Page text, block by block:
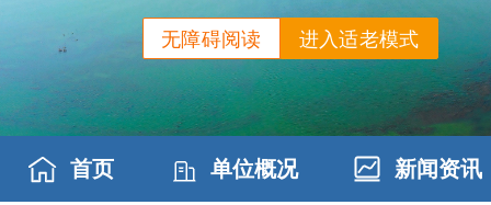
进入适老模式
无障碍阅读
首页 单位概况 新闻资讯